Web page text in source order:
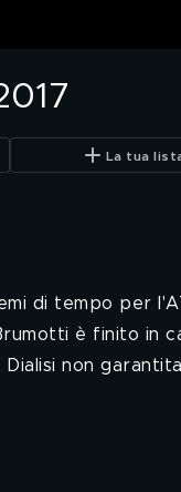
La tua
di tempo per
è finito in
non